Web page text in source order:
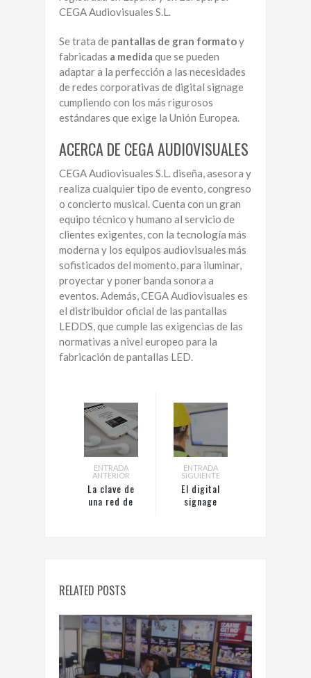
CEGA Audiovisuales S.L.
Se trata de pantallas de gran formatoy
fabricadas a medida que se pueden
adaptar a la perfección a las necesidades
de redes corporativas de digital signage
cumpliendo con los más rigurosos
estándares que exige la Unión Europea.
ACERCA DE CEGA AUDIOVISUALES
CEGA Audiovisuales S.L. diseña, asesora y
realiza cualquier tipo de evento, congreso
o concierto musical. Cuenta con un gran
equipo técnico y humano al servicio de
clientes exigentes, con la tecnología más
moderna y los equipos audiovisuales más
sofisticados del momento, para iluminar,
proyectar y poner banda sonora a
eventos. Además, CEGA Audiovisuales es
el distribuidor oficial de las pantallas
LEDDS, que cumple las exigencias de las
normativas a nivel europeo para la
fabricación de pantallas LED.
ENTRADA
ANTERIOR
La clave de
una red de
ENTRADA
SIGUIENTE
El digital
signage
RELATED POSTS